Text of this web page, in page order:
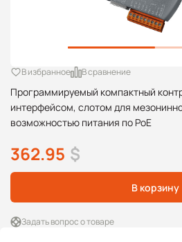
Программируемый компактный
интерфейсом, слотом для
возможностью питания по PoE
В избранное В сравнение
362.95 $
В корзину
Задать вопрос о товаре